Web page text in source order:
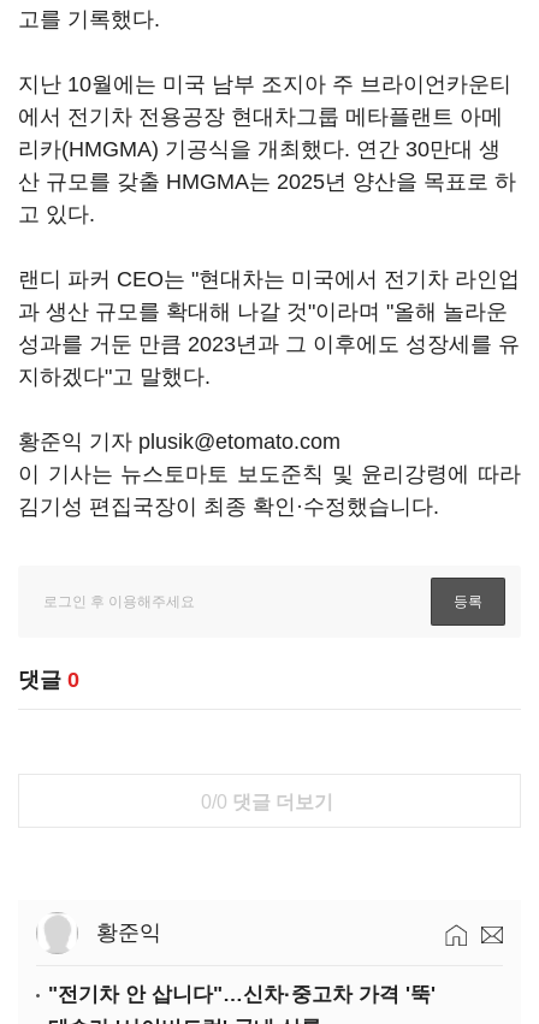
고를 기록했다.
지난 10월에는 미국 남부 조지아 주 브라이언카운티
에서 전기차 전용공장 현대차그룹 메타플랜트 아메
리카(HMGMA) 기공식을 개최했다. 연간 30만대 생
산 규모를 갖출 HMGMA는 2025년 양산을 목표로 하
고 있다.
랜디 파커 CEO는 "현대차는 미국에서 전기차 라인업
과 생산 규모를 확대해 나갈 것"이라며 "올해 놀라운
성과를 거둔 만큼 2023년과 그 이후에도 성장세를 유
지하겠다"고 말했다.
황준익 기자 plusik@etomato.com
이 기사는 뉴스토마토 보도준칙 및 윤리강령에 따라
김기성 편집국장이 최종 확인·수정했습니다.
댓글 0
0/0 댓글 더보기
황준익
"전기차 안 삽니다"…신차·중고차 가격 '뚝'